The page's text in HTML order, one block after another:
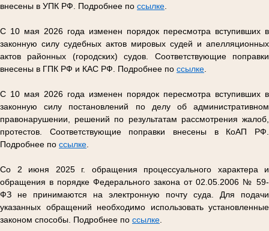
внесены в УПК РФ. Подробнее по ссылке
С 10 мая 2026 года изменен порядок пересмотра вступивших в
законную силу судебных актов мировых судей и апелляционных
актов районных (городских) судов. Соответствующие поправки
внесены в ГПК РФ и КАС РФ. Подробнее по ссылке
С 10 мая 2026 года изменен порядок пересмотра вступивших в
законную силу постановлений по делу об административном
правонарушении, решений по результатам рассмотрения жалоб,
протестов. Соответствующие поправки внесены в КоАП РФ.
Подробнее по ссылке
Со 2 июня 2025 г. обращения процессуального характера и
обращения в порядке Федерального закона от 02.05.2006 № 59-
ФЗ не принимаются на электронную почту суда. Для подачи
указанных обращений необходимо использовать установленные
законом способы. Подробнее по ссылке